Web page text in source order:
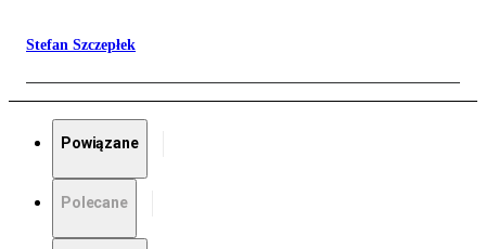
Stefan Szczepłek
Powiązane
Polecane